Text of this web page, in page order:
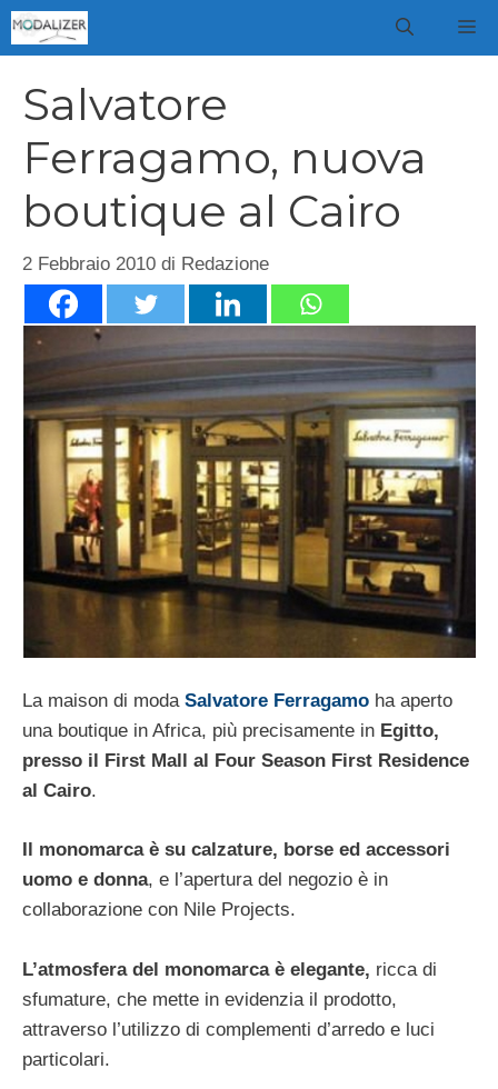
Vai
al
Salvatore
Ferragamo, nuova
boutique al Cairo
2 Febbraio 2010 di Redazione
La maison di moda Salvatore Ferragamo ha aperto
una boutique in Africa, più precisamente in Egitto,
presso il First Mall al Four Season First Residence
al Cairo.
Il monomarca è su calzature, borse ed accessori
uomo e donna, e l’apertura del negozio è in
collaborazione con Nile Projects.
L’atmosfera del monomarca è elegante, ricca di
sfumature, che mette in evidenzia il prodotto,
attraverso l’utilizzo di complementi d’arredo e luci
particolari.